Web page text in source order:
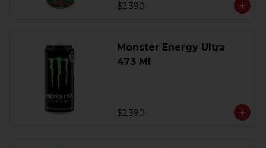
$2.390
Monster Energy Ultra
473 Ml
$2.390